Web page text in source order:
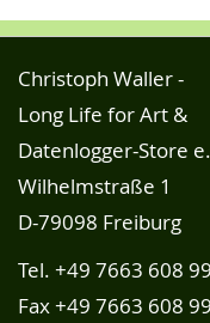
Christoph Waller -
Long Life for Art &
Datenlogger-Store
Wilhelmstraße 1
D-79098 Freiburg
Tel. +49 7663 608
Fax +49 7663 608